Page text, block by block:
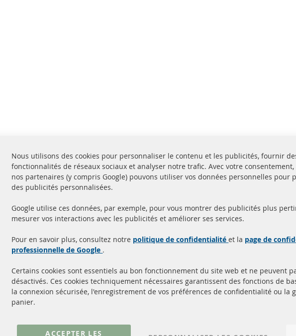
Livraison en 24 heures
Produits en stock
Toutes les pièces sont
homologuées avec la
d'homologation e
Quick Links
Filtres à particules diesel (FPD)
Matériel de montage
Service Clients
à propos de nous
Nous utilisons des cookies pour personnaliser le contenu et les publicités, fournir
fonctionnalités de réseaux sociaux et analyser notre trafic. Avec votre
nos partenaires (y compris Google) pouvons utiliser vos données personnelles pour
des publicités personnalisées.
Google utilise ces données, par exemple, pour vous montrer des publicités plus
mesurer vos interactions avec les publicités et améliorer ses services.
Pour en savoir plus, consultez notre politique de confidentialitéet la page de
professionnelle de Google .
Certains cookies sont essentiels au bon fonctionnement du site web et ne peuvent
désactivés. Ces cookies techniquement nécessaires garantissent des fonctions de
la connexion sécurisée, l'enregistrement de vos préférences de confidentialité ou la
panier.
ACCEPTER LES